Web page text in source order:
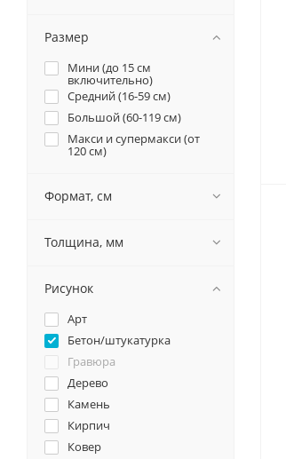
Размер
Мини (до 15 см
включительно)
Средний (16-59 см)
Большой (60-119 см)
Макси и супермакси (от
120 см)
Формат, см
Толщина, мм
Рисунок
Арт
Бетон/штукатурка
Гравюра
Дерево
Камень
Кирпич
Ковер